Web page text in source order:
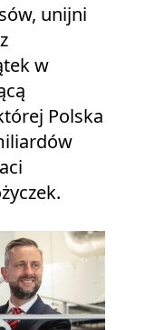
unijni
w
Polska